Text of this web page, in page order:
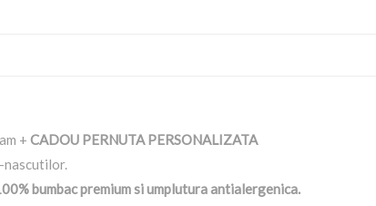
+ CADOU PERNUTA PERSONALIZATA
nascutilor.
bumbac premium si umplutura antialergenica.